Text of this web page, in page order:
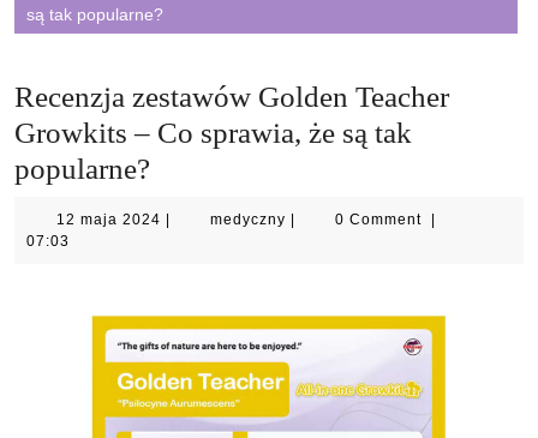
są tak popularne?
Recenzja zestawów Golden Teacher
Growkits – Co sprawia, że są tak
popularne?
12 maja 2024 12
medyczny medyczny0 Comment
07:03